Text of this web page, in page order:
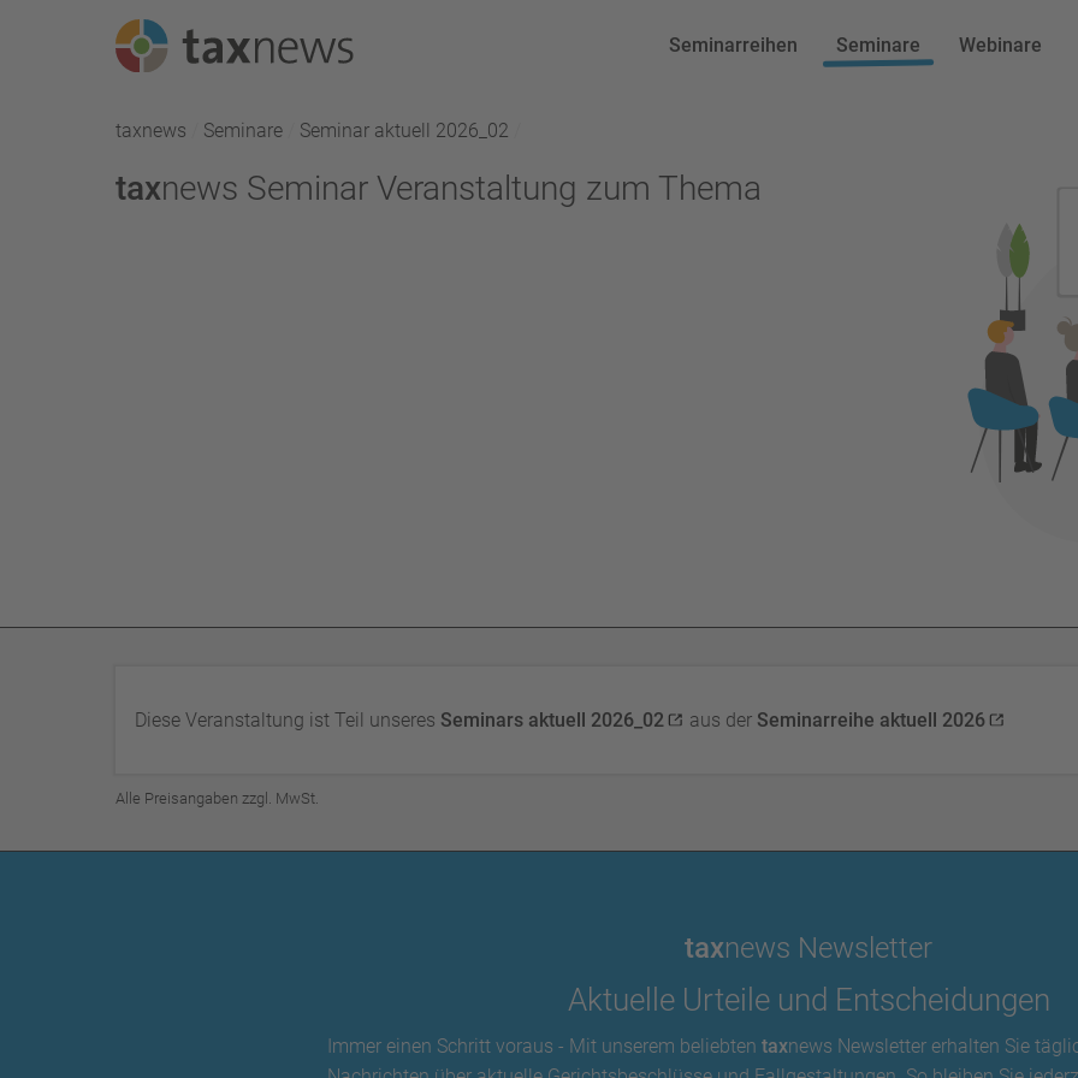
Seminarreihen Seminare Webinare
taxnews Seminare Seminar aktuell 2026_02
taxnews Seminar Veranstaltung zum Thema
Diese Veranstaltung ist Teil unseres Seminars aktuell 2026_02 aus der Seminarreihe aktuell 2026
Alle Preisangaben zzgl. MwSt.
taxnews Newsletter
Aktuelle Urteile und Entscheidungen
Immer einen Schritt voraus - Mit unserem beliebten taxnews Newsletter erhalten Sie